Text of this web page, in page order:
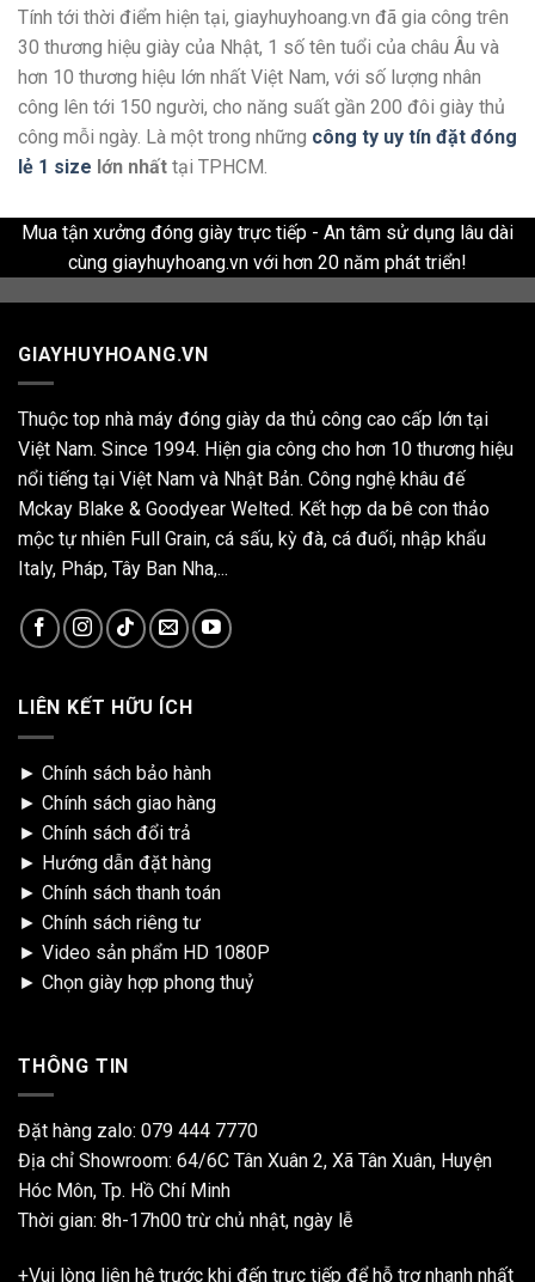
Tính tới thời điểm hiện tại, giayhuyhoang.vn đã gia công trên
30 thương hiệu giày của Nhật, 1 số tên tuổi của châu Âu và
hơn 10 thương hiệu lớn nhất Việt Nam, với số lượng nhân
công lên tới 150 người, cho năng suất gần 200 đôi giày thủ
công mỗi ngày. Là một trong những công ty uy tín đặt đóng
lẻ 1 size lớn nhất tại TPHCM.
Mua tận xưởng đóng giày trực tiếp - An tâm sử dụng lâu dài
cùng giayhuyhoang.vn với hơn 20 năm phát triển!
GIAYHUYHOANG.VN
Thuộc top nhà máy đóng giày da thủ công cao cấp lớn tại
Việt Nam. Since 1994. Hiện gia công cho hơn 10 thương hiệu
nổi tiếng tại Việt Nam và Nhật Bản. Công nghệ khâu đế
Mckay Blake & Goodyear Welted. Kết hợp da bê con thảo
mộc tự nhiên Full Grain, cá sấu, kỳ đà, cá đuối, nhập khẩu
Italy, Pháp, Tây Ban Nha,...
LIÊN KẾT HỮU ÍCH
► Chính sách bảo hành
► Chính sách giao hàng
► Chính sách đổi trả
► Hướng dẫn đặt hàng
► Chính sách thanh toán
► Chính sách riêng tư
► Video sản phẩm HD 1080P
► Chọn giày hợp phong thuỷ
THÔNG TIN
Đặt hàng zalo: 079 444 7770
Địa chỉ Showroom: 64/6C Tân Xuân 2, Xã Tân Xuân, Huyện
Hóc Môn, Tp. Hồ Chí Minh
Thời gian: 8h-17h00 trừ chủ nhật, ngày lễ
+Vui lòng liên hệ trước khi đến trực tiếp để hỗ trợ nhanh nhất